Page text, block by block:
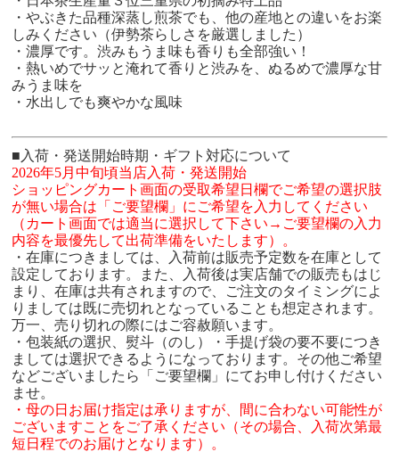
・やぶきた品種深蒸し煎茶でも、他の産地との違いをお楽
しみください（伊勢茶らしさを厳選しました）
・濃厚です。渋みもうま味も香りも全部強い！
・熱いめでサッと淹れて香りと渋みを、ぬるめで濃厚な甘
みうま味を
・水出しでも爽やかな風味
■入荷・発送開始時期・ギフト対応について
2026年5月中旬頃当店入荷・発送開始
ショッピングカート画面の受取希望日欄でご希望の選択肢
が無い場合は「ご要望欄」にご希望を入力してください
（カート画面では適当に選択して下さい→ご要望欄の入力
内容を最優先して出荷準備をいたします）。
・在庫につきましては、入荷前は販売予定数を在庫として
設定しております。また、入荷後は実店舗での販売もはじ
まり、在庫は共有されますので、ご注文のタイミングによ
りましては既に売切れとなっていることも想定されます。
万一、売り切れの際にはご容赦願います。
・包装紙の選択、熨斗（のし）・手提げ袋の要不要につき
ましては選択できるようになっております。その他ご希望
などございましたら「ご要望欄」にてお申し付けください
ませ。
・母の日お届け指定は承りますが、間に合わない可能性が
ございますことをご了承ください（その場合、入荷次第最
短日程でのお届けとなります）。